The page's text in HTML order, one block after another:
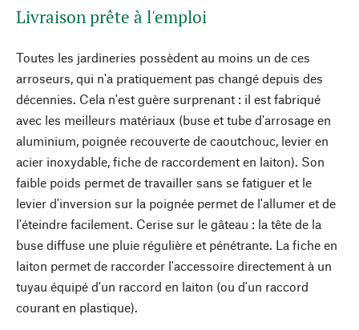
Livraison prête à l'emploi
Toutes les jardineries possèdent au moins un de ces
arroseurs, qui n'a pratiquement pas changé depuis des
décennies. Cela n'est guère surprenant : il est fabriqué
avec les meilleurs matériaux (buse et tube d'arrosage en
aluminium, poignée recouverte de caoutchouc, levier en
acier inoxydable, fiche de raccordement en laiton). Son
faible poids permet de travailler sans se fatiguer et le
levier d'inversion sur la poignée permet de l'allumer et de
l'éteindre facilement. Cerise sur le gâteau : la tête de la
buse diffuse une pluie régulière et pénétrante. La fiche en
laiton permet de raccorder l'accessoire directement à un
tuyau équipé d'un raccord en laiton (ou d'un raccord
courant en plastique).